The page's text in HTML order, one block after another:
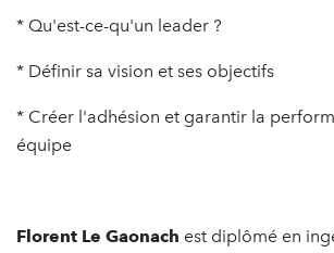
* Qu'est-ce-qu'un leader ?
* Définir sa vision et ses objectifs
* Créer l'adhésion et garantir la
équipe
Florent Le Gaonach est diplômé en